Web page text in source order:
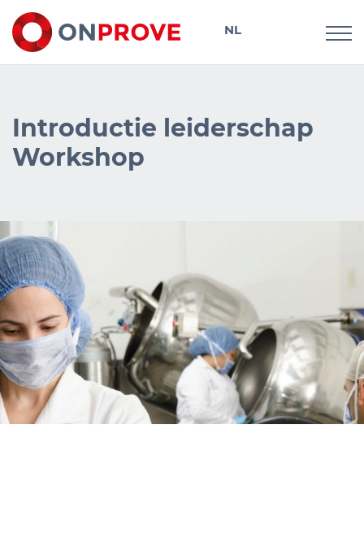
NL
Introductie leiderschap
Workshop